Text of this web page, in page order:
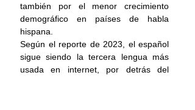
también por el menor crecimiento
demográfico en países de habla
hispana.
Según el reporte de 2023, el español
sigue siendo la tercera lengua más
usada en internet, por detrás del